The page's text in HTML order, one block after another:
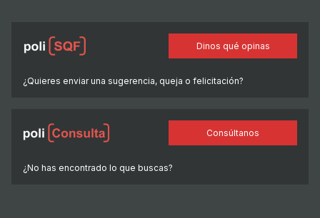
¿Quieres enviar una sugerencia, queja o felicitación?
Dinos qué opinas
¿No has encontrado lo que buscas?
Consúltanos